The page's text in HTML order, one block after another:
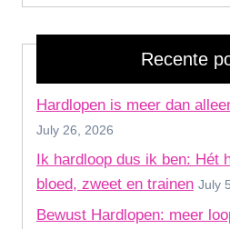
Recente
Hardlopen is meer dan
July 26, 2026
Ik hardloop dus ik ben: Hét
bloed, zweet en trainen July
Bewust Hardlopen: meer